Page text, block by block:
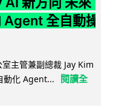
全自動操
主管兼副總裁 Jay Kim
動化 Agent...
閱讀全